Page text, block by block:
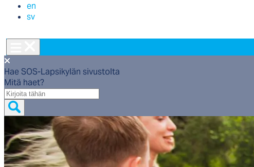
en
sv
Hae SOS-Lapsikylän sivustolta
Mitä haet?
Mitä
haet?